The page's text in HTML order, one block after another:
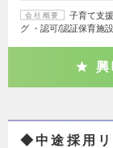
会社概要
子育て支
グ ・認可/認証保育施
興
◆中途採用